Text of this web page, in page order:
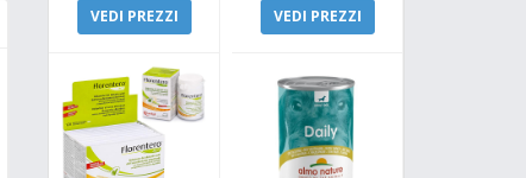
VEDI PREZZI
Coniglio e Mela
VEDI PREZZI